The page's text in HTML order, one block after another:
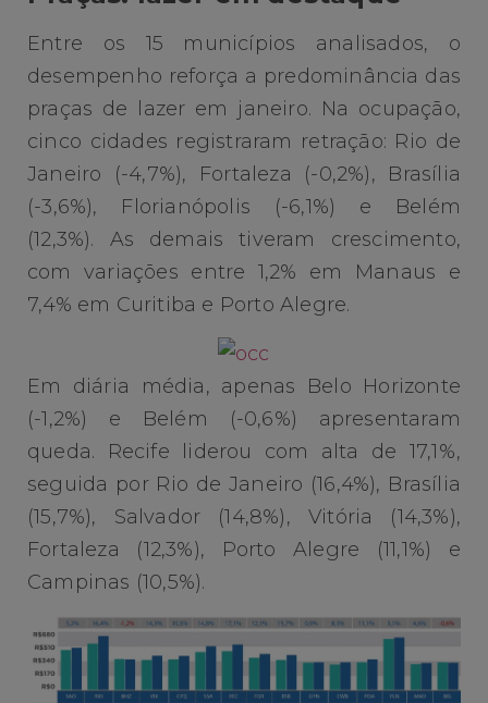
Entre os 15 municípios analisados, o
desempenho reforça a predominância das
praças de lazer em janeiro. Na ocupação,
cinco cidades registraram retração: Rio de
Janeiro (-4,7%), Fortaleza (-0,2%), Brasília
(-3,6%), Florianópolis (-6,1%) e Belém
(12,3%). As demais tiveram crescimento,
com variações entre 1,2% em Manaus e
7,4% em Curitiba e Porto Alegre.
Em diária média, apenas Belo Horizonte
(-1,2%) e Belém (-0,6%) apresentaram
queda. Recife liderou com alta de 17,1%,
seguida por Rio de Janeiro (16,4%), Brasília
(15,7%), Salvador (14,8%), Vitória (14,3%),
Fortaleza (12,3%), Porto Alegre (11,1%) e
Campinas (10,5%).